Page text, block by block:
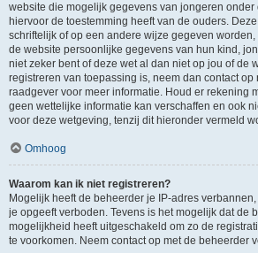
website die mogelijk gegevens van jongeren onder
hiervoor de toestemming heeft van de ouders.
schriftelijk of op een andere wijze gegeven
de website persoonlijke gegevens van hun kind,
niet zeker bent of deze wet al dan niet op jou of de
registreren van toepassing is, neem dan contact op
raadgever voor meer informatie. Houd er rekening
geen wettelijke informatie kan verschaffen en ook
voor deze wetgeving, tenzij dit hieronder vermeld
Omhoog
Waarom kan ik niet registreren?
Mogelijk heeft de beheerder je IP-adres
je opgeeft verboden. Tevens is het mogelijk dat de
mogelijkheid heeft uitgeschakeld om zo de
te voorkomen. Neem contact op met de beheerder